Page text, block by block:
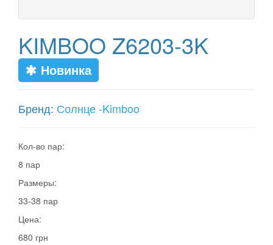
KIMBOO Z6203-3K
Новинка
Бренд: Солнце -Kimboo
Кол-во пар:
8 пар
Размеры:
33-38 пар
Цена:
680 грн